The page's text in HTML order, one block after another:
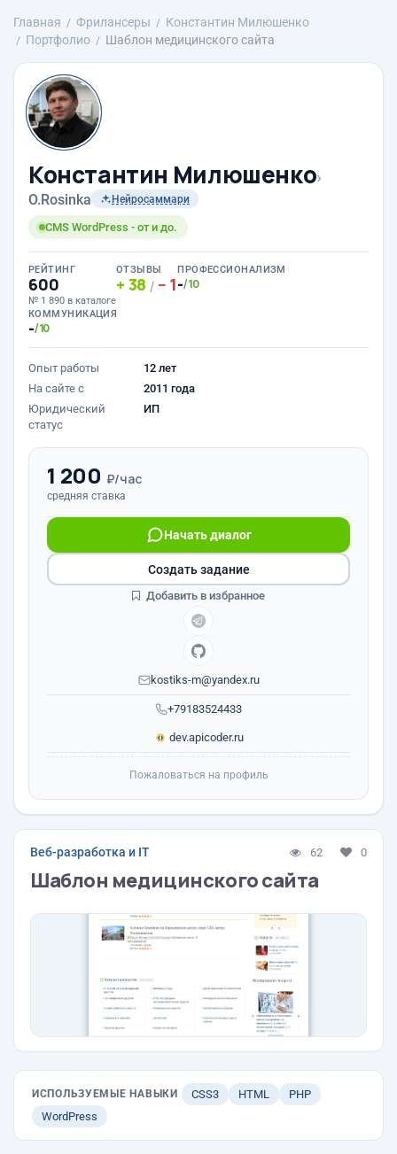
Главная Фрилансеры
Константин Милюшенко
Портфолио
Шаблон медицинского сайта
Константин Милюшенко›
O.Rosinka Нейросаммари
CMS WordPress - от и до.
РЕЙТИНГ
600
№ 1 890 в каталоге
ОТЗЫВЫ
38 / 1
ПРОФЕССИОНАЛИЗМ
-/10
КОММУНИКАЦИЯ
-/10
Опыт работы
12 лет
На сайте с
2011 года
Юридический
статус
ИП
1 200 ₽/час
средняя ставка
+79183524433
Начать диалог
kostiks-m@yandex.ru
dev.apicoder.ru
Создать задание
Добавить в избранное
Пожаловаться на профиль
Веб-разработка и IT 62 0
Шаблон медицинского сайта
ИСПОЛЬЗУЕМЫЕ НАВЫКИ CSS3 HTML
PHP
WordPress